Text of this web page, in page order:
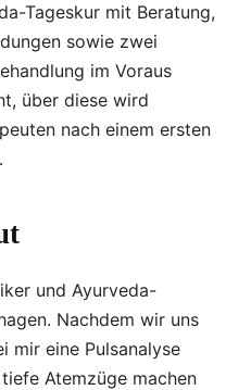
Tageskur mit Beratung,
sowie zwei
im Voraus
über diese wird
nach einem ersten
und Ayurveda-
Nachdem wir uns
mir eine Pulsanalyse
Atemzüge machen